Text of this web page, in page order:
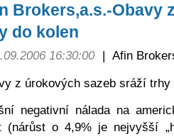
Brokers,a.s.-Obavy
do kolen
16:30:00 | Afin
z úrokových sazeb sráží trhy
negativní nálada na
(nárůst o 4,9% je nejvyšší